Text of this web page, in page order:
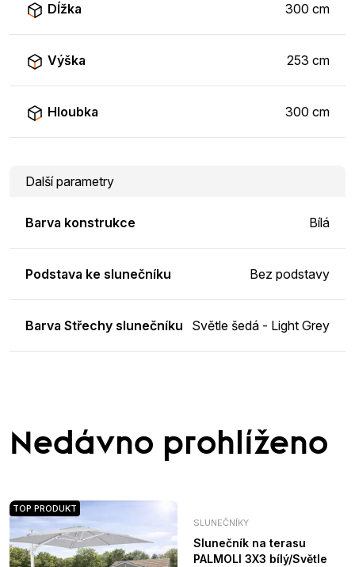
Dĺžka 300 cm
Výška 253 cm
Hloubka 300 cm
Další parametry
Barva konstrukce Bílá
Podstava ke slunečníku Bez podstavy
Barva Střechy slunečníku Světle šedá - Light Grey
Nedávno prohlíženo
TOP PRODUKT
SLUNEČNÍKY
Slunečník na terasu
PALMOLI 3X3 bílý/Světle